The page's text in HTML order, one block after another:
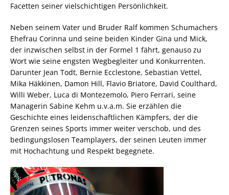
Facetten seiner vielschichtigen Persönlichkeit.
Neben seinem Vater und Bruder Ralf kommen Schumachers
Ehefrau Corinna und seine beiden Kinder Gina und Mick,
der inzwischen selbst in der Formel 1 fährt, genauso zu
Wort wie seine engsten Wegbegleiter und Konkurrenten.
Darunter Jean Todt, Bernie Ecclestone, Sebastian Vettel,
Mika Häkkinen, Damon Hill, Flavio Briatore, David Coulthard,
Willi Weber, Luca di Montezemolo, Piero Ferrari, seine
Managerin Sabine Kehm u.v.a.m. Sie erzählen die
Geschichte eines leidenschaftlichen Kämpfers, der die
Grenzen seines Sports immer weiter verschob, und des
bedingungslosen Teamplayers, der seinen Leuten immer
mit Hochachtung und Respekt begegnete.